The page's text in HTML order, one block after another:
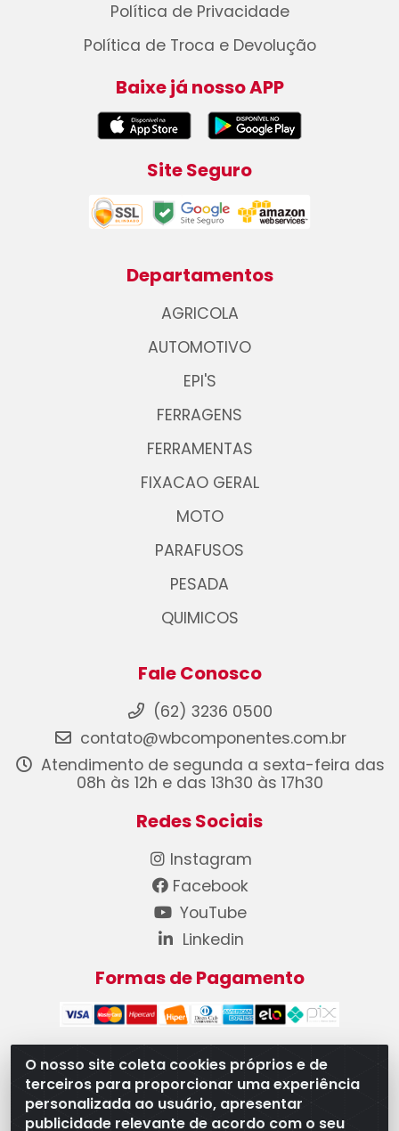
O nosso site coleta cookies próprios e de
terceiros para proporcionar uma experiência
personalizada ao usuário, apresentar
publicidade relevante de acordo com o seu
Política de Privacidade
Política de Troca e Devolução
Baixe já nosso APP
Site Seguro
Departamentos
AGRICOLA
AUTOMOTIVO
EPI'S
FERRAGENS
FERRAMENTAS
FIXACAO GERAL
MOTO
PARAFUSOS
PESADA
QUIMICOS
Fale Conosco
(62) 3236 0500
contato@wbcomponentes.com.br
Atendimento de segunda a sexta-feira das
08h às 12h e das 13h30 às 17h30
Redes Sociais
Instagram
Facebook
YouTube
Linkedin
Formas de Pagamento
WB Componentes Automotivos LTDA - CNPJ
08.528.393/0001-12 - Rua do Níquel, 667 - Parque
Oeste Industrial, Goiânia/GO - CEP 74375-660